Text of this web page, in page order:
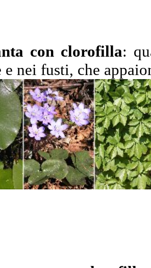
con clorofilla:
nei fusti, che